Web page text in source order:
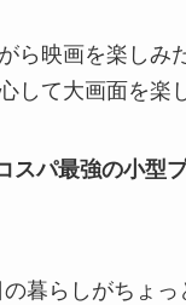
ら映画を楽しみ
して大画面を楽
スパ最強の小型
暮らしがちょっ